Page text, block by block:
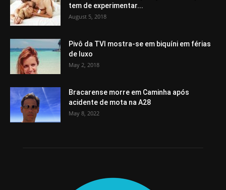
tem de experimentar...
August 5, 2018
Pivô da TVI mostra-se em biquíni em férias
de luxo
May 2, 2018
Bracarense morre em Caminha após
acidente de mota na A28
May 8, 2022